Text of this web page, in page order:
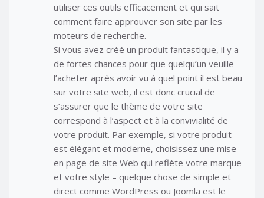
utiliser ces outils efficacement et qui sait
comment faire approuver son site par les
moteurs de recherche.
Si vous avez créé un produit fantastique, il y a
de fortes chances pour que quelqu’un veuille
l’acheter après avoir vu à quel point il est beau
sur votre site web, il est donc crucial de
s’assurer que le thème de votre site
correspond à l’aspect et à la convivialité de
votre produit. Par exemple, si votre produit
est élégant et moderne, choisissez une mise
en page de site Web qui reflète votre marque
et votre style – quelque chose de simple et
direct comme WordPress ou Joomla est le